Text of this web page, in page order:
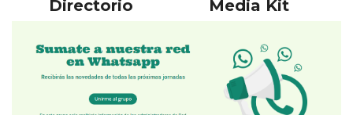
Directorio
Media Kit